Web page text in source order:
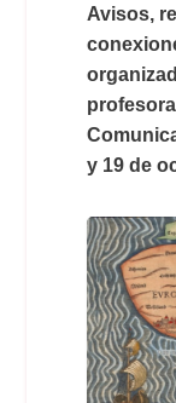
Doble Grado
Avisos,
y 19 de